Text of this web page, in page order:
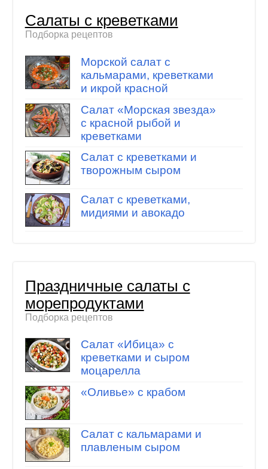
Салаты с креветками
Подборка рецептов
Морской салат с
кальмарами, креветками
и икрой красной
Салат «Морская звезда»
с красной рыбой и
креветками
Салат с креветками и
творожным сыром
Салат с креветками,
мидиями и авокадо
Праздничные салаты с
морепродуктами
Подборка рецептов
Салат «Ибица» с
креветками и сыром
моцарелла
«Оливье» с крабом
Салат с кальмарами и
плавленым сыром